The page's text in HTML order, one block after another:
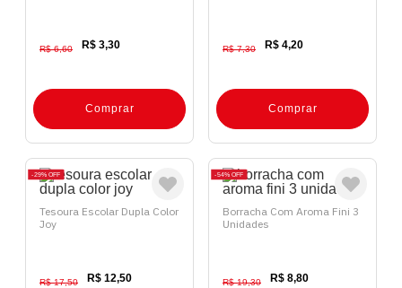
R$ 6,60 R$ 3,30
Comprar
R$ 7,30 R$ 4,20
Comprar
29% OFF
Tesoura Escolar Dupla Color
Joy
R$ 17,50 R$ 12,50
54% OFF
Borracha Com Aroma Fini 3
Unidades
R$ 19,30 R$ 8,80